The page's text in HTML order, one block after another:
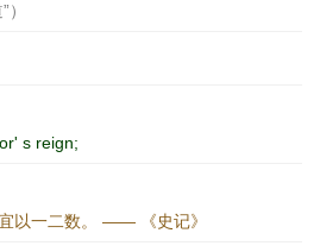
s reign;
以一二数。 —— 《史记》